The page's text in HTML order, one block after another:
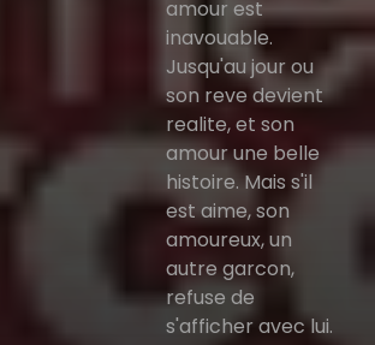
amour est
inavouable.
Jusqu'au jour ou
son reve devient
realite, et son
amour une belle
histoire. Mais s'il
est aime, son
amoureux, un
autre garcon,
refuse de
s'afficher avec lui.